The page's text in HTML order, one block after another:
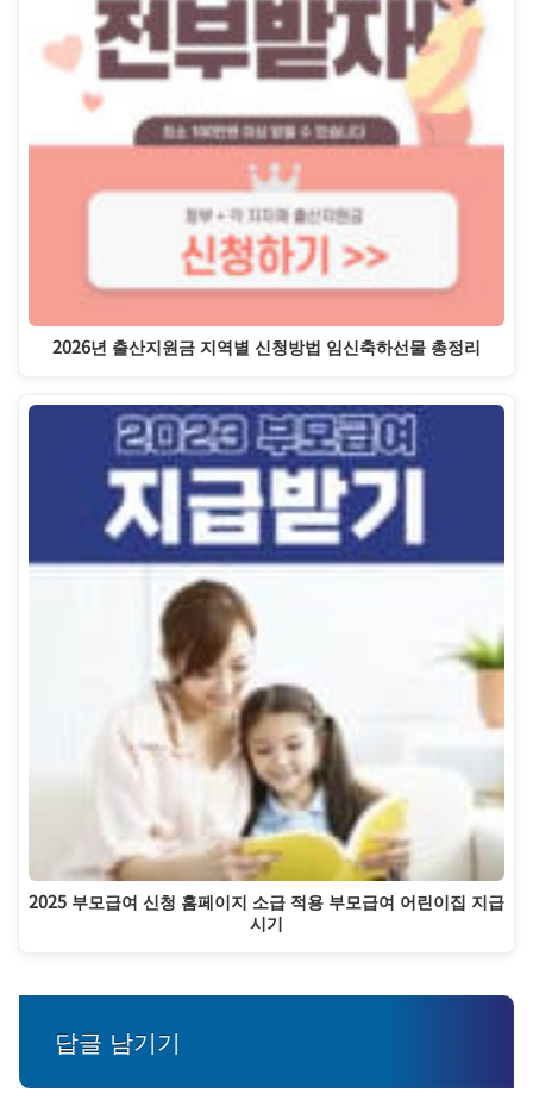
2026년 출산지원금 지역별 신청방법 임신축하선물 총정리
2025 부모급여 신청 홈페이지 소급 적용 부모급여 어린이집 지급
시기
답글 남기기